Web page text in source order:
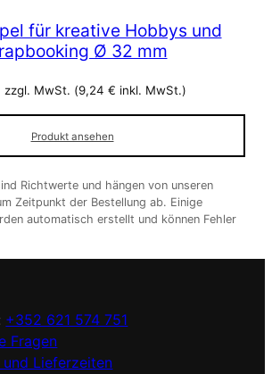
für kreative Hobbys und
Ø 32 mm
zzgl. MwSt. (9,24 € inkl. MwSt.)
Produkt ansehen
Richtwerte und hängen von unseren
Zeitpunkt der Bestellung ab. Einige
automatisch erstellt und können Fehler
+352 621 574 751
Fragen
Lieferzeiten